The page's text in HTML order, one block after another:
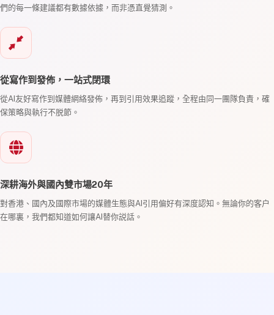
們的每一條建議都有數據依據，而非憑直覺猜測。
從寫作到發佈，一站式閉環
從AI友好寫作到媒體網絡發佈，再到引用效果追蹤，全程由同一團隊負責，確
保策略與執行不脱節。
深耕海外與國內雙市場20年
對香港、國內及國際市場的媒體生態與AI引用偏好有深度認知。無論你的客户
在哪裏，我們都知道如何讓AI替你説話。